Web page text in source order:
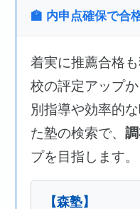
🏫 内申点確保で合
着実に推薦合格
校の評定アップ
別指導や効率的
た塾の検索で、
プを目指します。
【森塾】